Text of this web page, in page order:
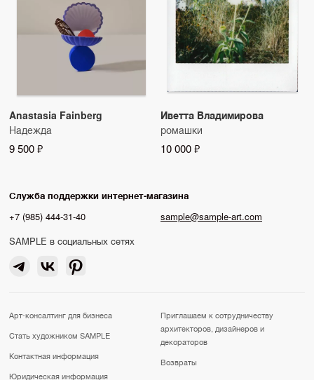
Anastasia Fainberg
Надежда
9 500 ₽
Иветта Владимирова
ромашки
10 000 ₽
Служба поддержки интернет-магазина
+7 (985) 444-31-40
sample@sample-art.com
SAMPLE в социальных сетях
Арт-консалтинг для бизнеса
Стать художником SAMPLE
Контактная информация
Юридическая информация
Приглашаем к сотрудничеству
архитекторов, дизайнеров и
декораторов
Возвраты